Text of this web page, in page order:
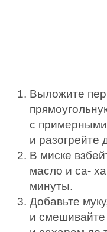
Выложите
с
и разогрейте
В миске
масло и са-
минуты.
Добавьте
и